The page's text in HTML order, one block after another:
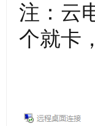
注：云
个就卡